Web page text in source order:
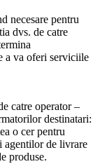
necesare pentru
dvs. de catre
a va oferi serviciile
catre operator –
destinatari:
o cer pentru
agentilor de livrare
produse.